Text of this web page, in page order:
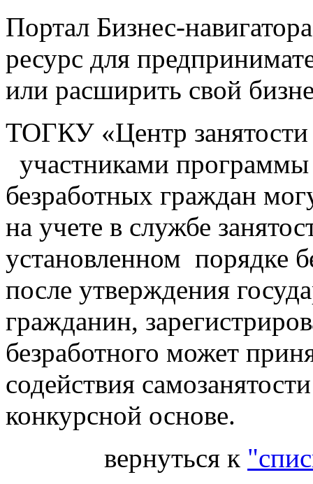
Портал Бизнес-
ресурс для
или расширить свой
ТОГКУ «Центр
участниками
безработных граждан
на учете в службе
установленном порядке
после утверждения
гражданин,
безработного может
содействия
конкурсной основе.
вернуться к